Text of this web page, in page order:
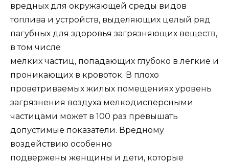
вредных для окружающей среды видов
топлива и устройств, выделяющих целый ряд
пагубных для здоровья загрязняющих веществ,
в том числе
мелких частиц, попадающих глубоко в легкие и
проникающих в кровоток. В плохо
проветриваемых жилых помещениях уровень
загрязнения воздуха мелкодисперсными
частицами может в 100 раз превышать
допустимые показатели. Вредному
воздействию особенно
подвержены женщины и дети, которые